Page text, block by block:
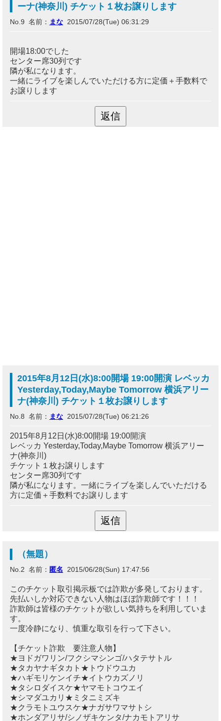
ーナ(神奈川) チケット１枚お譲りします
No.9 名前： まな 2015/07/28(Tue) 06:31:29
開場18:00でした
センター席30列です
隣が私になります。
一緒にライブを楽しんでいただける方に定価＋手数料で
お譲りします
2015年8月12日(水)8:00開場 19:00開演 レベッカ
Yesterday,Today,Maybe Tomorrow 横浜アリー
ナ(神奈川) チケット１枚お譲りします
No.8 名前： まな 2015/07/28(Tue) 06:21:26
2015年8月12日(水)8:00開場 19:00開演
レベッカ Yesterday,Today,Maybe Tomorrow 横浜アリー
ナ(神奈川)
チケット１枚お譲りします
センター席30列です
隣が私になります。一緒にライブを楽しんでいただける
方に定価＋手数料でお譲りします
（無題）
No.2 名前： 匿名 2015/06/28(Sun) 17:47:56
このチケット取引掲示板では詐欺が多発しております。
先払いしか対応できない人物はほぼ詐欺師です！！！
詐欺師は皆様のチケットが欲しい気持ちを利用していま
す。
一度冷静になり、慎重な取引を行って下さい。
【チケット詐欺 要注意人物】
★ヨドガワリン/フクシマシンゴ/ハタテサトル
★タカヤナギタカト★トウドウユカ
★ハギモリケンイチ★イトウカズノリ
★タシロダイスケ★ヤマモトコウエイ
★シマダユカリ★ミタニミズキ
★クラモトユウスケ★ナガサワマサトシ
★ホンダアリサ/シノザキケンタ/ナカモトアリサ